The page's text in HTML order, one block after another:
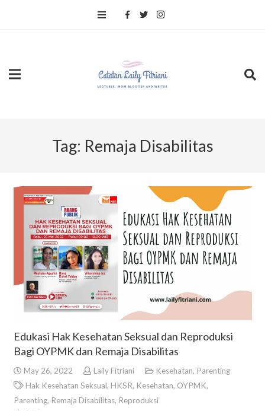
Tag: Remaja Disabilitas
Edukasi Hak Kesehatan Seksual dan Reproduksi
Bagi OYPMK dan Remaja Disabilitas
May 26, 2022 Laily Fitriani Kesehatan, Parenting
Hak Kesehatan Seksual, HKSR, Kesehatan, OYPMK,
Parenting, Remaja Disabilitas, Reproduksi